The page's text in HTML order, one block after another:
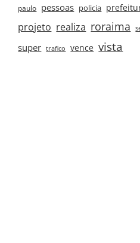
paulo pessoas policia
projeto realiza roraima
super trafico vence vista